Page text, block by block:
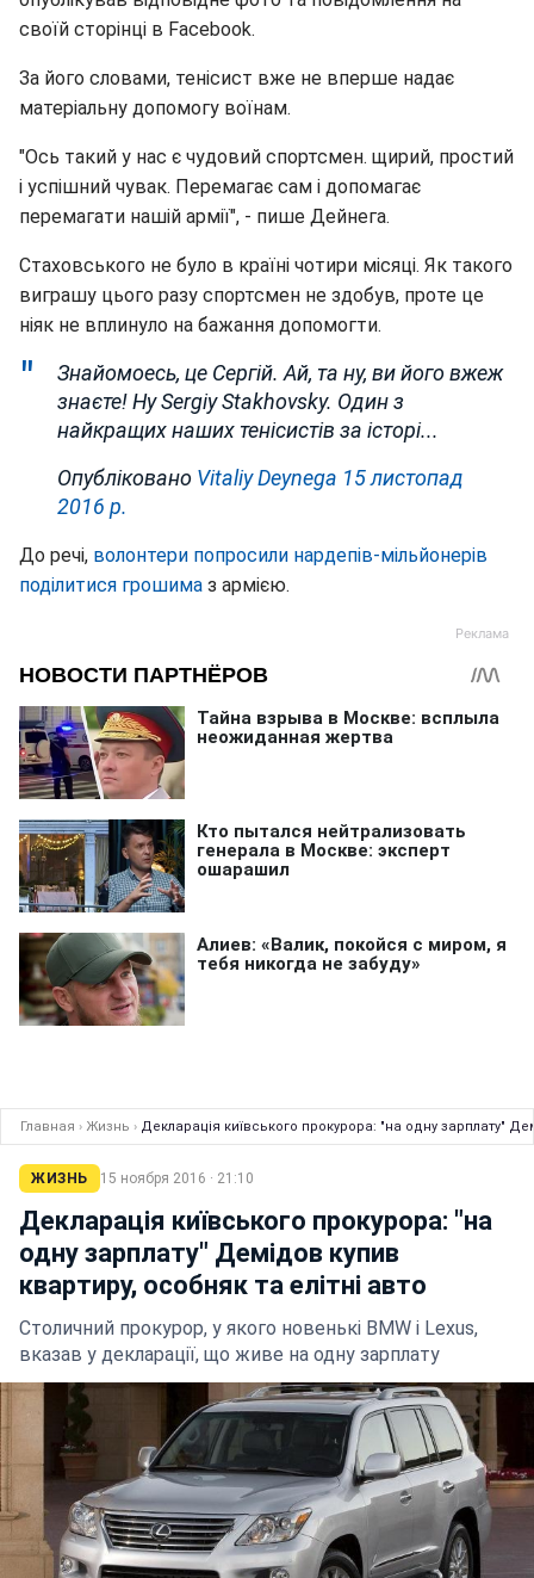
своїй сторінці в Facebook.
За його словами, тенісист вже не вперше надає
матеріальну допомогу воїнам.
"Ось такий у нас є чудовий спортсмен. щирий, простий
і успішний чувак. Перемагає сам і допомагає
перемагати нашій армії", - пише Дейнега.
Стаховського не було в країні чотири місяці. Як такого
виграшу цього разу спортсмен не здобув, проте це
ніяк не вплинуло на бажання допомогти.
Знайомоесь, це Сергій. Ай, та ну, ви його вжеж
знаєте! Ну Sergiy Stakhovsky. Один з
найкращих наших тенісистів за історі...
Опубліковано Vitaliy Deynega 15 листопад
2016 р.
До речі, волонтери попросили нардепів-мільйонерів
поділитися грошима з армією.
Главная › Жизнь › Декларація київського прокурора: "на одну зарплату"
ЖИЗНЬ 15 ноября 2016 · 21:10
Декларація київського прокурора: "на
одну зарплату" Демідов купив
квартиру, особняк та елітні авто
Столичний прокурор, у якого новенькі BMW і Lexus,
вказав у декларації, що живе на одну зарплату